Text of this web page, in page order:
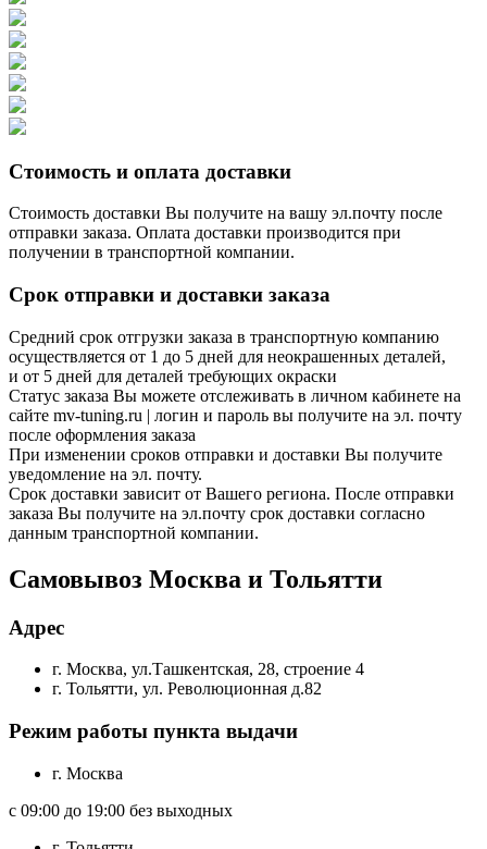
Стоимость и оплата доставки
Стоимость доставки Вы получите на вашу эл.почту после
отправки заказа. Оплата доставки производится при
получении в транспортной компании.
Срок отправки и доставки заказа
Средний срок отгрузки заказа в транспортную компанию
осуществляется от 1 до 5 дней для неокрашенных деталей,
и от 5 дней для деталей требующих окраски
Статус заказа Вы можете отслеживать в личном кабинете на
сайте mv-tuning.ru | логин и пароль вы получите на эл. почту
после оформления заказа
При изменении сроков отправки и доставки Вы получите
уведомление на эл. почту.
Срок доставки зависит от Вашего региона. После отправки
заказа Вы получите на эл.почту срок доставки согласно
данным транспортной компании.
Самовывоз Москва и Тольятти
Адрес
г. Москва, ул.Ташкентская, 28, строение 4
г. Тольятти, ул. Революционная д.82
Режим работы пункта выдачи
г. Москва
с 09:00 до 19:00 без выходных